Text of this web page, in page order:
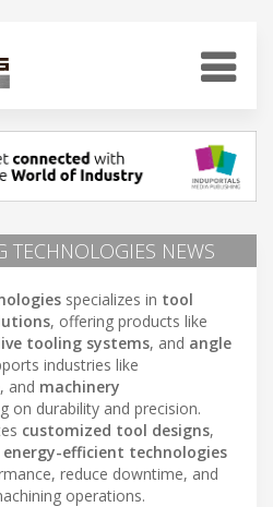
TECHNOLOGIES NEWS
specializes in tool
, offering products like
tooling systems, and angle
industries like
, and machinery
on durability and precision.
customized tool designs,
energy-efficient technologies
reduce downtime, and
operations.